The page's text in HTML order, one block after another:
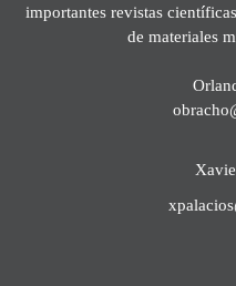
importantes revistas
de materiales